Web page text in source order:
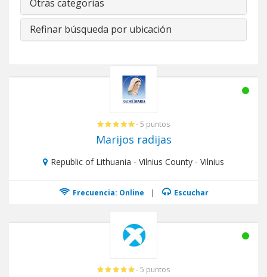
Otras categorias
Refinar búsqueda por ubicación
- 5 puntos
Marijos radijas
Republic of Lithuania - Vilnius County - Vilnius
Frecuencia: Online | Escuchar
- 5 puntos